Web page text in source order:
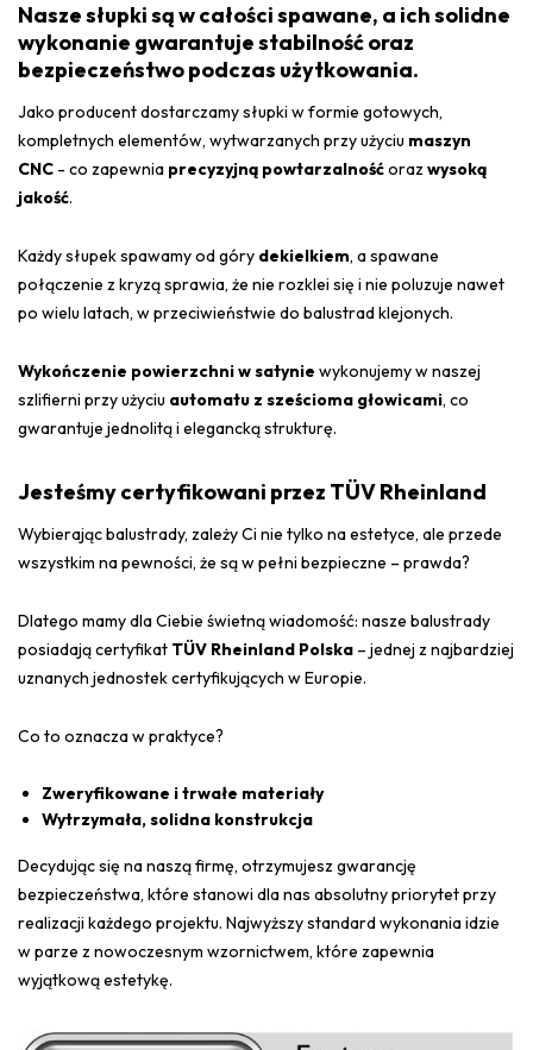
Nasze słupki są w całości spawane, a ich solidne
wykonanie gwarantuje stabilność oraz
bezpieczeństwo podczas użytkowania.
Jako producent dostarczamy słupki w formie gotowych,
kompletnych elementów, wytwarzanych przy użyciu maszyn
CNC - co zapewnia precyzyjną powtarzalnośćoraz wysoką
jakość.
Każdy słupek spawamy od góry dekielkiem, a spawane
połączenie z kryzą sprawia, że nie rozklei się i nie poluzuje nawet
po wielu latach, w przeciwieństwie do balustrad klejonych.
Wykończenie powierzchni w satynie wykonujemy w naszej
szlifierni przy użyciu automatu z sześcioma głowicami, co
gwarantuje jednolitą i elegancką strukturę.
Jesteśmy certyfikowani przez TÜV Rheinland
Wybierając balustrady, zależy Ci nie tylko na estetyce, ale przede
wszystkim na pewności, że są w pełni bezpieczne – prawda?
Dlatego mamy dla Ciebie świetną wiadomość: nasze balustrady
posiadają certyfikat TÜV Rheinland Polska – jednej z najbardziej
uznanych jednostek certyfikujących w Europie.
Co to oznacza w praktyce?
Zweryfikowane i trwałe materiały
Wytrzymała, solidna konstrukcja
Decydując się na naszą firmę, otrzymujesz gwarancję
bezpieczeństwa, które stanowi dla nas absolutny priorytet przy
realizacji każdego projektu. Najwyższy standard wykonania idzie
w parze z nowoczesnym wzornictwem, które zapewnia
wyjątkową estetykę.